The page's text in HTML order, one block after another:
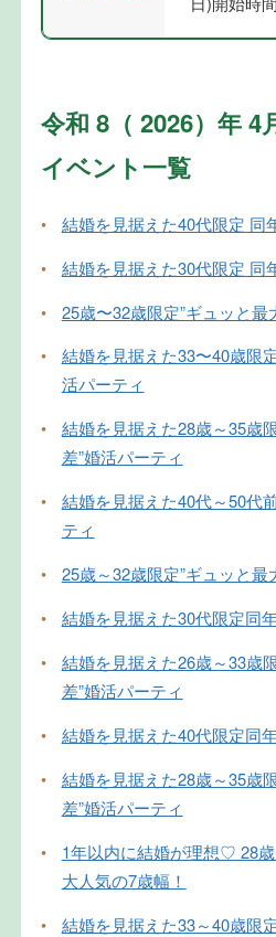
令和 8（ 2026）年 4
イベント一覧
•
結婚を見据えた40代限定 同
•
結婚を見据えた30代限定 同
•
25歳〜32歳限定”ギュッと最
•
結婚を見据えた33〜40歳限
活パーティ
•
結婚を見据えた28歳～35歳
差”婚活パーティ
•
結婚を見据えた40代～50代
ティ
•
25歳～32歳限定”ギュッと最
•
結婚を見据えた30代限定同
•
結婚を見据えた26歳～33歳
差”婚活パーティ
•
結婚を見据えた40代限定同
•
結婚を見据えた28歳～35歳
差”婚活パーティ
•
1年以内に結婚が理想♡ 28
大人気の7歳幅！
•
結婚を見据えた33～40歳限